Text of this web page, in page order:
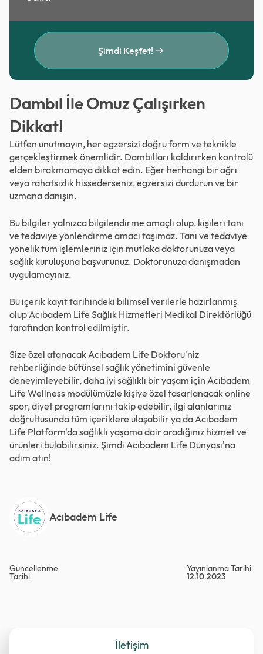
Şimdi Keşfet!
Dambıl İle Omuz Çalışırken
Dikkat!
Lütfen unutmayın, her egzersizi doğru form ve teknikle
gerçekleştirmek önemlidir. Dambılları kaldırırken kontrolü
elden bırakmamaya dikkat edin. Eğer herhangi bir ağrı
veya rahatsızlık hissederseniz, egzersizi durdurun ve bir
uzmana danışın.
Bu bilgiler yalnızca bilgilendirme amaçlı olup, kişileri tanı
ve tedaviye yönlendirme amacı taşımaz. Tanı ve tedaviye
yönelik tüm işlemleriniz için mutlaka doktorunuza veya
sağlık kuruluşuna başvurunuz. Doktorunuza danışmadan
uygulamayınız.
Bu içerik kayıt tarihindeki bilimsel verilerle hazırlanmış
olup Acıbadem Life Sağlık Hizmetleri Medikal Direktörlüğü
tarafından kontrol edilmiştir.
Size özel atanacak Acıbadem Life Doktoru'niz
rehberliğinde bütünsel sağlık yönetimini güvenle
deneyimleyebilir, daha iyi sağlıklı bir yaşam için Acıbadem
Life Wellness modülümüzle kişiye özel tasarlanacak online
spor, diyet programlarını takip edebilir, ilgi alanlarınız
doğrultusunda tüm içeriklere ulaşabilir ya da Acıbadem
Life Platform'da sağlıklı yaşama dair aradığınız hizmet ve
ürünleri bulabilirsiniz. Şimdi Acıbadem Life Dünyası'na
adım atın!
Acıbadem Life
Güncellenme
Tarihi:
Yayınlanma Tarihi:
12.10.2023
İletişim